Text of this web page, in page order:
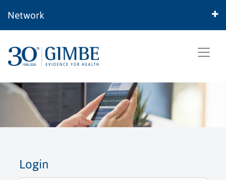
Network
Login